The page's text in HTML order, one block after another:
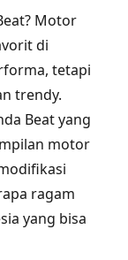
Motor
di
tetapi
trendy.
Beat yang
motor
ragam
yang bisa